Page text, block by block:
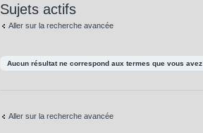
Sujets actifs
Aller sur la recherche avancée
Aucun résultat ne correspond aux termes que vous avez
Aller sur la recherche avancée